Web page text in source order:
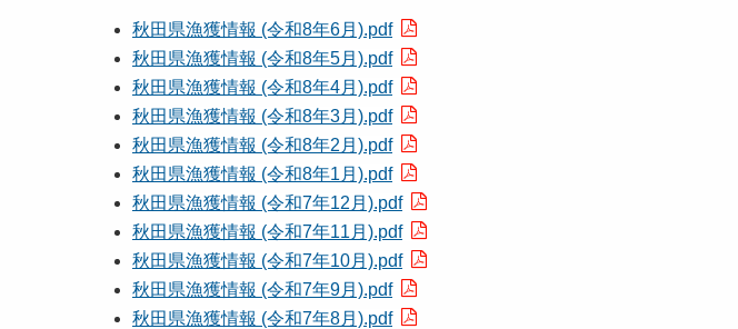
秋田県漁獲情報 (令和8年6月).pdf
秋田県漁獲情報 (令和8年5月).pdf
秋田県漁獲情報 (令和8年4月).pdf
秋田県漁獲情報 (令和8年3月).pdf
秋田県漁獲情報 (令和8年2月).pdf
秋田県漁獲情報 (令和8年1月).pdf
秋田県漁獲情報 (令和7年12月).pdf
秋田県漁獲情報 (令和7年11月).pdf
秋田県漁獲情報 (令和7年10月).pdf
秋田県漁獲情報 (令和7年9月).pdf
秋田県漁獲情報 (令和7年8月).pdf